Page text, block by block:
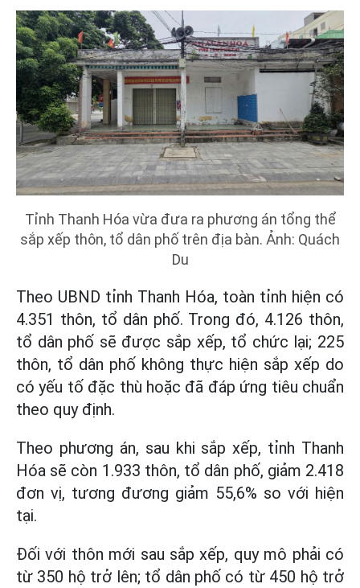
Tỉnh Thanh Hóa vừa đưa ra phương án tổng thể
sắp xếp thôn, tổ dân phố trên địa bàn. Ảnh: Quách
Du
Theo UBND tỉnh Thanh Hóa, toàn tỉnh hiện có
4.351 thôn, tổ dân phố. Trong đó, 4.126 thôn,
tổ dân phố sẽ được sắp xếp, tổ chức lại; 225
thôn, tổ dân phố không thực hiện sắp xếp do
có yếu tố đặc thù hoặc đã đáp ứng tiêu chuẩn
theo quy định.
Theo phương án, sau khi sắp xếp, tỉnh Thanh
Hóa sẽ còn 1.933 thôn, tổ dân phố, giảm 2.418
đơn vị, tương đương giảm 55,6% so với hiện
tại.
Đối với thôn mới sau sắp xếp, quy mô phải có
từ 350 hộ trở lên; tổ dân phố có từ 450 hộ trở